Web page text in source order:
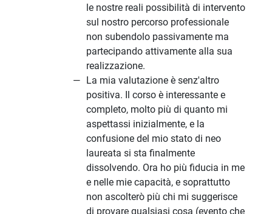
le nostre reali possibilità di intervento
sul nostro percorso professionale
non subendolo passivamente ma
partecipando attivamente alla sua
realizzazione.
La mia valutazione è senz'altro
positiva. Il corso è interessante e
completo, molto più di quanto mi
aspettassi inizialmente, e la
confusione del mio stato di neo
laureata si sta finalmente
dissolvendo. Ora ho più fiducia in me
e nelle mie capacità, e soprattutto
non ascolterò più chi mi suggerisce
di provare qualsiasi cosa (evento che